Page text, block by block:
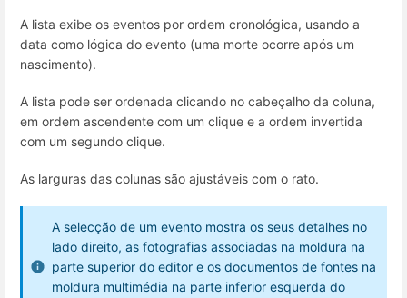
A lista exibe os eventos por ordem cronológica, usando a
data como lógica do evento (uma morte ocorre após um
nascimento).
A lista pode ser ordenada clicando no cabeçalho da coluna,
em ordem ascendente com um clique e a ordem invertida
com um segundo clique.
As larguras das colunas são ajustáveis com o rato.
A selecção de um evento mostra os seus detalhes no
lado direito, as fotografias associadas na moldura na
parte superior do editor e os documentos de fontes na
moldura multimédia na parte inferior esquerda do